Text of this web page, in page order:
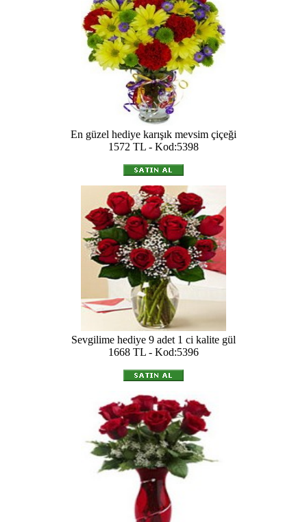
En güzel hediye karışık mevsim çiçeği
1572 TL - Kod:5398
Sevgilime hediye 9 adet 1 ci kalite gül
1668 TL - Kod:5396